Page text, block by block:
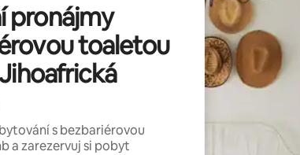
pronájmy
toaletou
s bezbariérovou
a zarezervuj si pobyt